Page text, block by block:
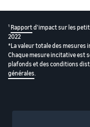
1 Rapportd'impact sur les
2022
*La valeur totale des mesures
Chaque mesure incitative est
plafonds et des conditions
générales